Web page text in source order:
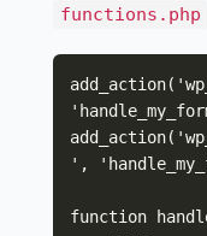
functions.php
',
function